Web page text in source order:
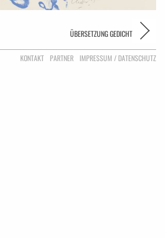
ÜBERSETZUNG GEDICHT
IMPRESSUM / DATENSCHUTZ
PARTNER
KONTAKT